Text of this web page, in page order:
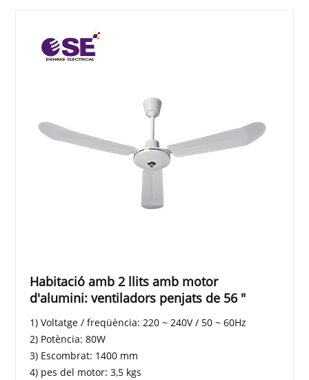
Habitació amb 2 llits amb motor
d'alumini: ventiladors penjats de 56 "
1) Voltatge / freqüència: 220 ~ 240V / 50 ~ 60Hz
2) Potència: 80W
3) Escombrat: 1400 mm
4) pes del motor: 3,5 kgs